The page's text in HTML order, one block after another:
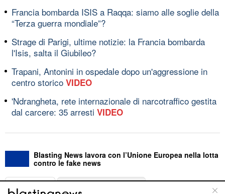
Francia bombarda ISIS a Raqqa: siamo alle soglie della
“Terza guerra mondiale”?
Strage di Parigi, ultime notizie: la Francia bombarda
l'Isis, salta il Giubileo?
Trapani, Antonini in ospedale dopo un'aggressione in
centro storico VIDEO
'Ndrangheta, rete internazionale di narcotraffico gestita
dal carcere: 35 arresti VIDEO
Blasting News lavora con l’Unione Europea nella lotta
contro le fake news
ABOUT